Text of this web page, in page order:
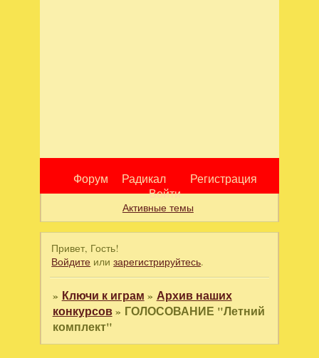
Форум Радикал
Регистрация
Войти
Активные темы
Привет, Гость!
Войдите илизарегистрируйтесь.
» Ключи к играм » Архив наших
конкурсов» ГОЛОСОВАНИЕ "Летний
комплект"